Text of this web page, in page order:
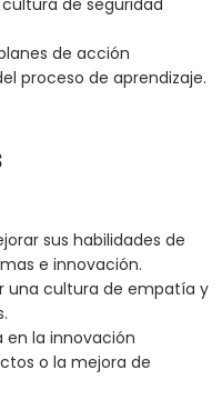
de seguridad
de acción
proceso de aprendizaje.
sus habilidades de
e innovación.
una cultura de empatía y
en la innovación
o la mejora de